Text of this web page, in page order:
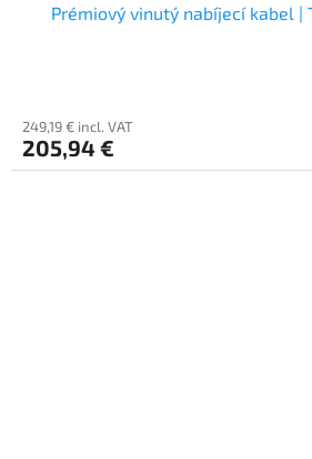
Prémiový vinutý nabíjecí kabel |
249,19 € incl. VAT
205,94 €